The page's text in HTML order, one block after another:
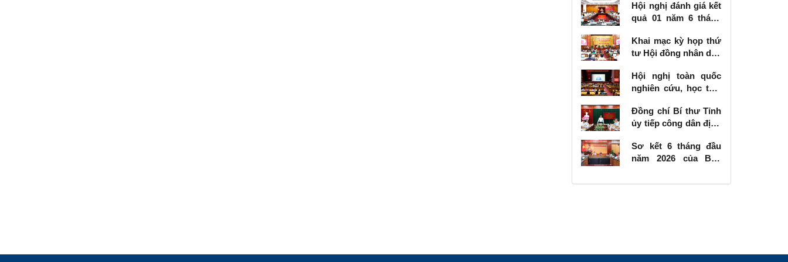
Hội nghị đánh giá kết
quả 01 năm 6 tháng
số 57-NQ/TW
Khai mạc kỳ họp thứ
tư Hội đồng nhân dân
kỳ 2026 - 2031
Hội nghị toàn quốc
nghiên cứu, học tập,
khai thực hiện Nghị
quyết số 10-NQ/TW
phát triển kinh tế có
vốn đầu tư nước
Đồng chí Bí thư Tỉnh
ủy tiếp công dân định
Sơ kết 6 tháng đầu
năm 2026 của Ban
các công trình, dự án